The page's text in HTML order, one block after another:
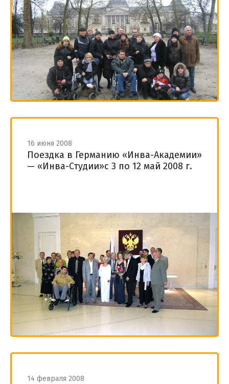
16 июня 2008
Поездка в Германию «Инва-Академии»
— «Инва-Студии»с 3 по 12 май 2008 г.
14 февраля 2008